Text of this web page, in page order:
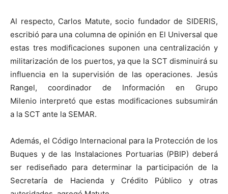
Al respecto, Carlos Matute, socio fundador de SIDERIS,
escribió para una columna de opinión en El Universal que
estas tres modificaciones suponen una centralización y
militarización de los puertos, ya que la SCT disminuirá su
influencia en la supervisión de las operaciones. Jesús
Rangel, coordinador de Información en Grupo
Milenio interpretó que estas modificaciones subsumirán
a la SCT ante la SEMAR.
Además, el Código Internacional para la Protección de los
Buques y de las Instalaciones Portuarias (PBIP) deberá
ser rediseñado para determinar la participación de la
Secretaría de Hacienda y Crédito Público y otras